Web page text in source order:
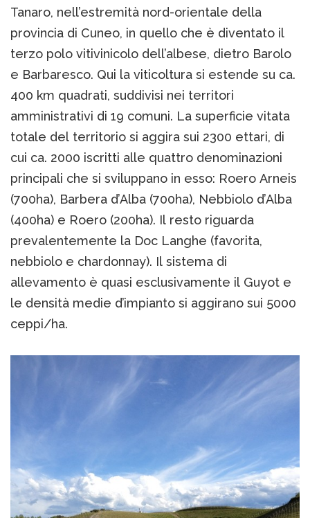
Tanaro, nell’estremità nord-orientale della
provincia di Cuneo, in quello che è diventato il
terzo polo vitivinicolo dell’albese, dietro Barolo
e Barbaresco. Qui la viticoltura si estende su ca.
400 km quadrati, suddivisi nei territori
amministrativi di 19 comuni. La superficie vitata
totale del territorio si aggira sui 2300 ettari, di
cui ca. 2000 iscritti alle quattro denominazioni
principali che si sviluppano in esso: Roero Arneis
(700ha), Barbera d’Alba (700ha), Nebbiolo d’Alba
(400ha) e Roero (200ha). Il resto riguarda
prevalentemente la Doc Langhe (favorita,
nebbiolo e chardonnay). Il sistema di
allevamento è quasi esclusivamente il Guyot e
le densità medie d’impianto si aggirano sui 5000
ceppi/ha.